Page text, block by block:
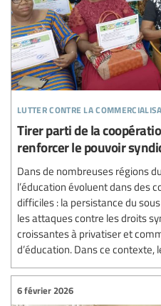
lutter contre la
Tirer parti de la
renforcer le pouvoir
Dans de nombreuses régions
l’éducation évoluent dans des
difficiles : la persistance du
les attaques contre les droits
croissantes à privatiser et
d’éducation. Dans ce contexte,
6 février 2026